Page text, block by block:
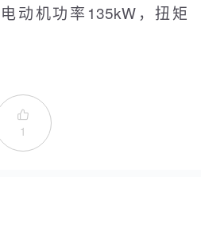
动机功率135kW，扭矩

1